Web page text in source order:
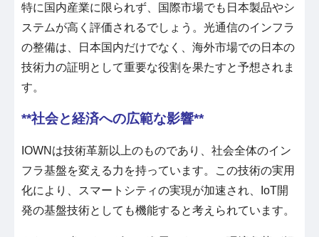
特に国内産業に限られず、国際市場でも日本製品やシ
ステムが高く評価されるでしょう。光通信のインフラ
の整備は、日本国内だけでなく、海外市場での日本の
技術力の証明として重要な役割を果たすと予想されま
す。
**社会と経済への広範な影響**
IOWNは技術革新以上のものであり、社会全体のイン
フラ基盤を変える力を持っています。この技術の実用
化により、スマートシティの実現が加速され、IoT開
発の基盤技術としても機能すると考えられています。